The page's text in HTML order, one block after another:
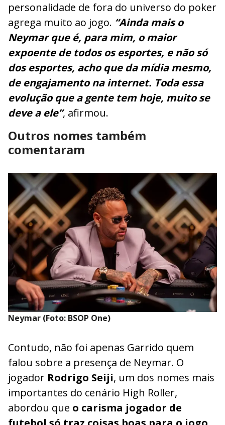
personalidade de fora do universo do poker
agrega muito ao jogo. “Ainda mais o
Neymar que é, para mim, o maior
expoente de todos os esportes, e não só
dos esportes, acho que da mídia mesmo,
de engajamento na internet. Toda essa
evolução que a gente tem hoje, muito se
deve a ele”, afirmou.
Outros nomes também
comentaram
Neymar (Foto: BSOP One)
Contudo, não foi apenas Garrido quem
falou sobre a presença de Neymar. O
jogador Rodrigo Seiji, um dos nomes mais
importantes do cenário High Roller,
abordou que o carisma jogador de